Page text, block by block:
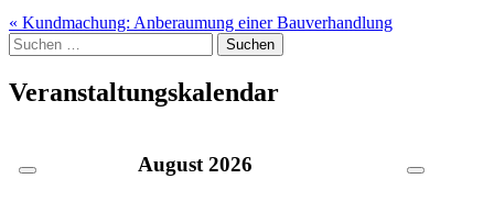
Beitragsnavigation
« Kundmachung: Anberaumung einer Bauverhandlung
Suche
nach:
Veranstaltungskalendar
August 2026